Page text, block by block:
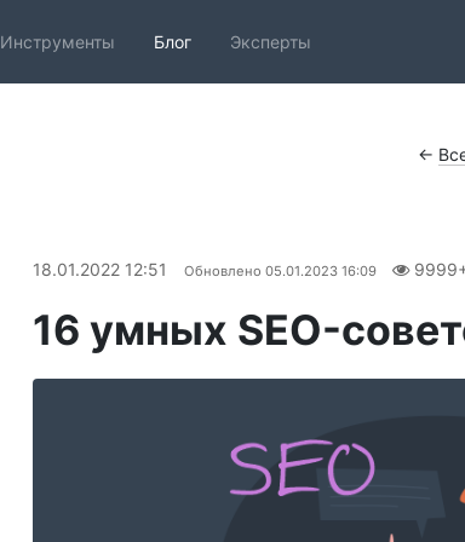
Инструменты Блог Эксперты
←
18.01.2022 12:51 Обновлено 05.01.2023 16:09
16 умных SEO-